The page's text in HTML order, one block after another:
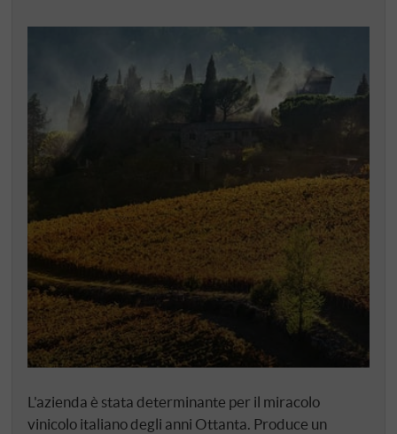
L'azienda è stata determinante per il miracolo
vinicolo italiano degli anni Ottanta. Produce un